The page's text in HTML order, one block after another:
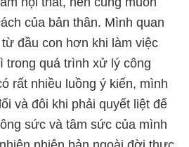
của bản thân. Mình quan
đầu con hơn khi làm việc
trong quá trình xử lý công
rất nhiều luồng ý kiến, mình
và đôi khi phải quyết liệt để
sức và tâm sức của mình